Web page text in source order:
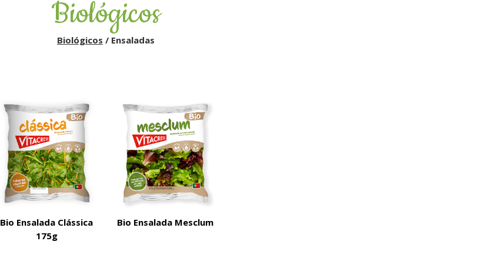
Biológicos
Biológicos / Ensaladas
Bio Ensalada Clássica
175g
Bio Ensalada Mesclum